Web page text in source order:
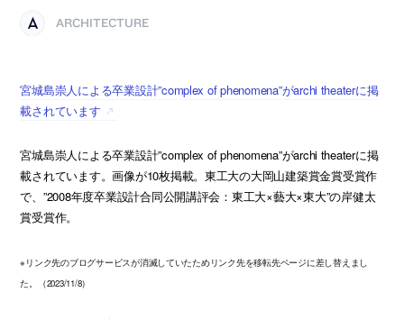
ARCHITECTURE
宮城島崇人による卒業設計”complex of phenomena”がarchi theaterに掲
載されています
宮城島崇人による卒業設計”complex of phenomena”がarchi theaterに掲
載されています。画像が10枚掲載。東工大の大岡山建築賞金賞受賞作
で、”2008年度卒業設計合同公開講評会：東工大×藝大×東大”の岸健太
賞受賞作。
※リンク先のブログサービスが消滅していたためリンク先を移転先ページに差し替えまし
た。（2023/11/8）